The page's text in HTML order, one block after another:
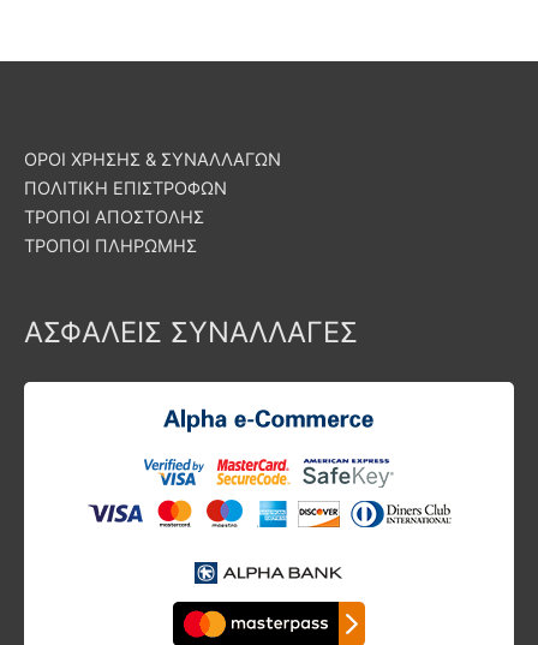
ΟΡΟΙ ΧΡΗΣΗΣ & ΣΥΝΑΛΛΑΓΩΝ
ΠΟΛΙΤΙΚΗ ΕΠΙΣΤΡΟΦΩΝ
ΤΡΟΠΟΙ ΑΠΟΣΤΟΛΗΣ
ΤΡΟΠΟΙ ΠΛΗΡΩΜΗΣ
ΑΣΦΑΛΕΙΣ ΣΥΝΑΛΛΑΓΕΣ